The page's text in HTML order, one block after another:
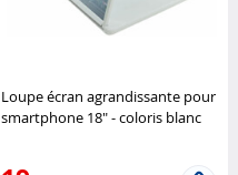
Loupe écran agrandissante pour
smartphone 18" - coloris blanc